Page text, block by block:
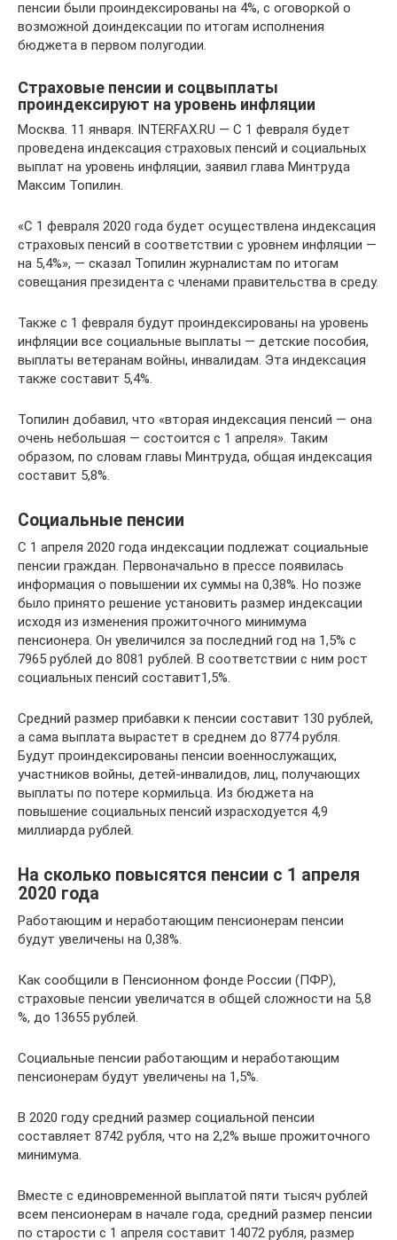
пенсии были проиндексированы на 4%, с оговоркой о
возможной доиндексации по итогам исполнения
бюджета в первом полугодии.
Страховые пенсии и соцвыплаты
проиндексируют на уровень инфляции
Москва. 11 января. INTERFAX.RU — С 1 февраля будет
проведена индексация страховых пенсий и социальных
выплат на уровень инфляции, заявил глава Минтруда
Максим Топилин.
«С 1 февраля 2020 года будет осуществлена индексация
страховых пенсий в соответствии с уровнем инфляции —
на 5,4%», — сказал Топилин журналистам по итогам
совещания президента с членами правительства в среду.
Также с 1 февраля будут проиндексированы на уровень
инфляции все социальные выплаты — детские пособия,
выплаты ветеранам войны, инвалидам. Эта индексация
также составит 5,4%.
Топилин добавил, что «вторая индексация пенсий — она
очень небольшая — состоится с 1 апреля». Таким
образом, по словам главы Минтруда, общая индексация
составит 5,8%.
Социальные пенсии
С 1 апреля 2020 года индексации подлежат социальные
пенсии граждан. Первоначально в прессе появилась
информация о повышении их суммы на 0,38%. Но позже
было принято решение установить размер индексации
исходя из изменения прожиточного минимума
пенсионера. Он увеличился за последний год на 1,5% с
7965 рублей до 8081 рублей. В соответствии с ним рост
социальных пенсий составит1,5%.
Средний размер прибавки к пенсии составит 130 рублей,
а сама выплата вырастет в среднем до 8774 рубля.
Будут проиндексированы пенсии военнослужащих,
участников войны, детей-инвалидов, лиц, получающих
выплаты по потере кормильца. Из бюджета на
повышение социальных пенсий израсходуется 4,9
миллиарда рублей.
На сколько повысятся пенсии с 1 апреля
2020 года
Работающим и неработающим пенсионерам пенсии
будут увеличены на 0,38%.
Как сообщили в Пенсионном фонде России (ПФР),
страховые пенсии увеличатся в общей сложности на 5,8
%, до 13655 рублей.
Социальные пенсии работающим и неработающим
пенсионерам будут увеличены на 1,5%.
В 2020 году средний размер социальной пенсии
составляет 8742 рубля, что на 2,2% выше прожиточного
минимума.
Вместе с единовременной выплатой пяти тысяч рублей
всем пенсионерам в начале года, средний размер пенсии
по старости с 1 апреля составит 14072 рубля, размер